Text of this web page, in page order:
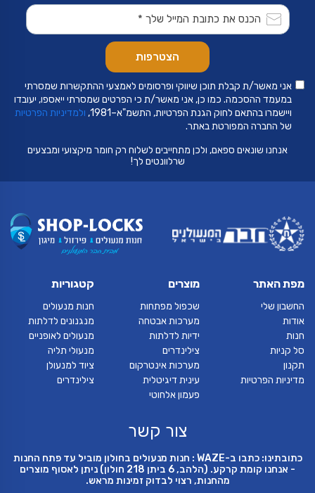
אני מאשר/ת קבלת תוכן שיווקי ופרסומים לאמצעי ההתקשרות שמסרתי
במעמד ההסכמה. כמו כן, אני מאשר/ת כי הפרטים שמסרתי ייאספו, יעובדו
ויישמרו בהתאם לחוק הגנת הפרטיות, התשמ"א–1981,
ולמדיניות הפרטיות
של החברה המפורטת באתר.
אנחנו שונאים ספאם, ולכן מתחייבים לשלוח רק חומר מיקצועי ומבצעים
שרלוונטים לך!
מפת האתר
החשבון שלי
אודות
חנות
סל קניות
תקנון
מדיניות הפרטיות
מוצרים
שכפול מפתחות
מערכות אבטחה
ידיות לדלתות
צילינדרים
מערכות אינטרקום
עינית דיגיטלית
פעמון אלחוטי
קטגוריות
חנות מנעולים
מנגנונים לדלתות
מנעולים לאופניים
מנעולי תליה
ציוד למנעולן
צילינדרים
צור קשר
כתובתינו: כתבו ב-WAZE : חנות מנעולים בחולון מוביל עד פתח החנות
- אנחנו קומת קרקע. (הלהב, 6 ביתן 218 חולון) ניתן לאסוף מוצרים
מהחנות, רצוי לבדוק זמינות מראש.